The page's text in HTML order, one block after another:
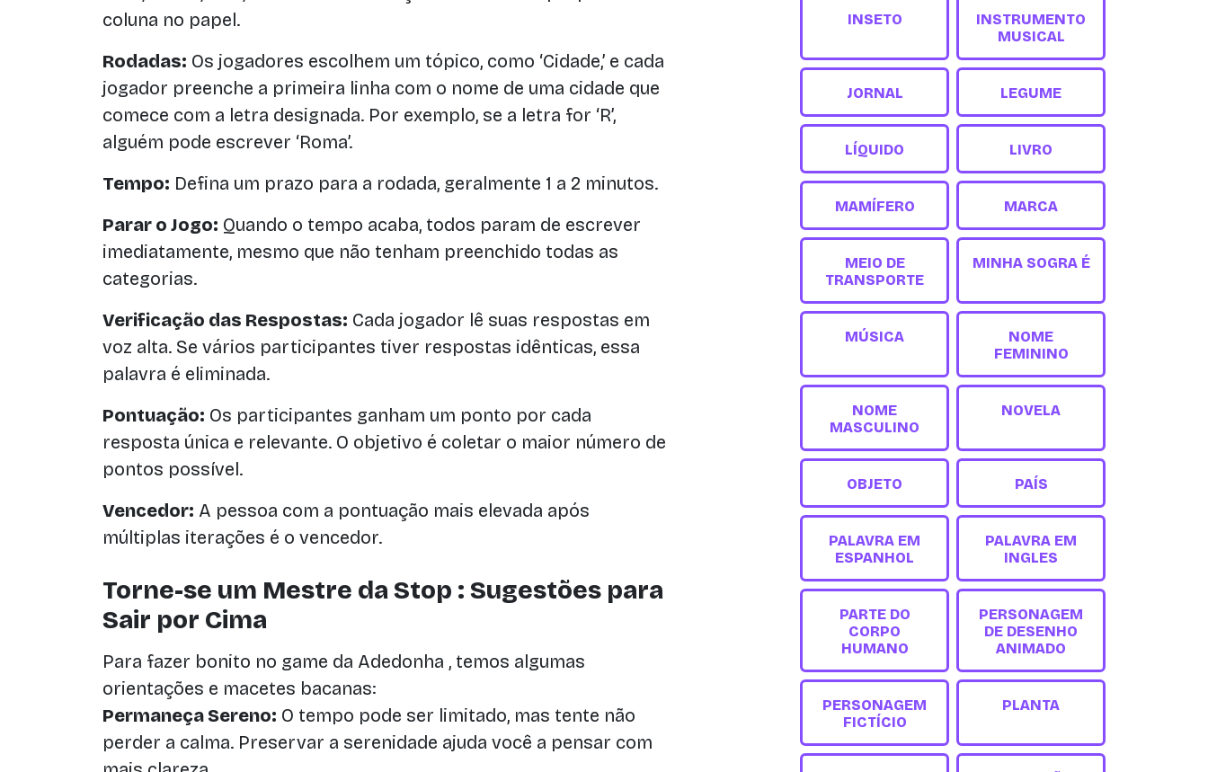
coluna no papel.
Rodadas: Os jogadores escolhem um tópico, como ‘Cidade,’ e cada
jogador preenche a primeira linha com o nome de uma cidade que
comece com a letra designada. Por exemplo, se a letra for ‘R’,
alguém pode escrever ‘Roma’.
Tempo: Defina um prazo para a rodada, geralmente 1 a 2 minutos.
Parar o Jogo: Quando o tempo acaba, todos param de escrever
imediatamente, mesmo que não tenham preenchido todas as
categorias.
Verificação das Respostas: Cada jogador lê suas respostas em
voz alta. Se vários participantes tiver respostas idênticas, essa
palavra é eliminada.
Pontuação: Os participantes ganham um ponto por cada
resposta única e relevante. O objetivo é coletar o maior número de
pontos possível.
Vencedor: A pessoa com a pontuação mais elevada após
múltiplas iterações é o vencedor.
Torne-se um Mestre da Stop : Sugestões para
Sair por Cima
Para fazer bonito no game da Adedonha , temos algumas
orientações e macetes bacanas:
Permaneça Sereno: O tempo pode ser limitado, mas tente não
perder a calma. Preservar a serenidade ajuda você a pensar com
INSETO
INSTRUMENTO
MUSICAL
JORNAL LEGUME
LÍQUIDO LIVRO
MAMÍFERO MARCA
MEIO DE
TRANSPORTE
MINHA SOGRA É
MÚSICA
NOME
FEMININO
NOME
MASCULINO
NOVELA
OBJETO PAÍS
PALAVRA EM
ESPANHOL
PALAVRA EM
INGLES
PARTE DO
CORPO
HUMANO
PERSONAGEM
DE DESENHO
ANIMADO
PERSONAGEM
FICTÍCIO
PLANTA